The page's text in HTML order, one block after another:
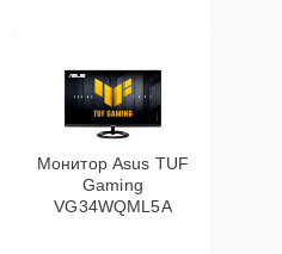
Монитор Asus TUF
Gaming
VG34WQML5A